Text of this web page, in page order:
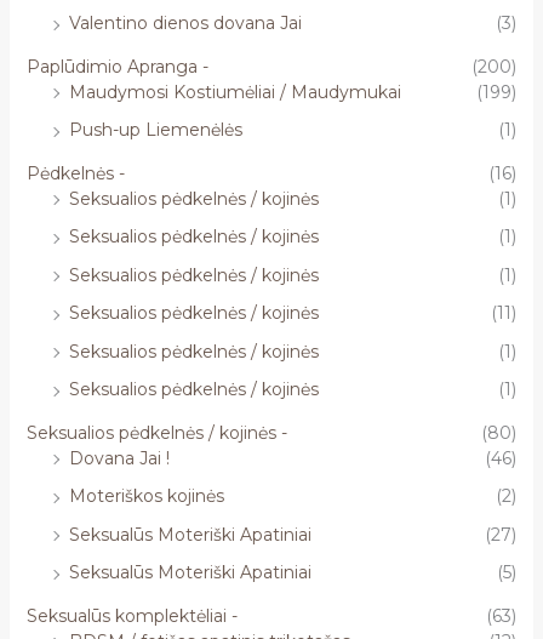
Valentino dienos dovana Jai
(3)
Paplūdimio Apranga -
(200)
Maudymosi Kostiumėliai / Maudymukai
(199)
Push-up Liemenėlės
(1)
Pėdkelnės -
(16)
Seksualios pėdkelnės / kojinės
(1)
Seksualios pėdkelnės / kojinės
(1)
Seksualios pėdkelnės / kojinės
(1)
Seksualios pėdkelnės / kojinės
(11)
Seksualios pėdkelnės / kojinės
(1)
Seksualios pėdkelnės / kojinės
(1)
Seksualios pėdkelnės / kojinės -
(80)
Dovana Jai !
(46)
Moteriškos kojinės
(2)
Seksualūs Moteriški Apatiniai
(27)
Seksualūs Moteriški Apatiniai
(5)
Seksualūs komplektėliai -
(63)